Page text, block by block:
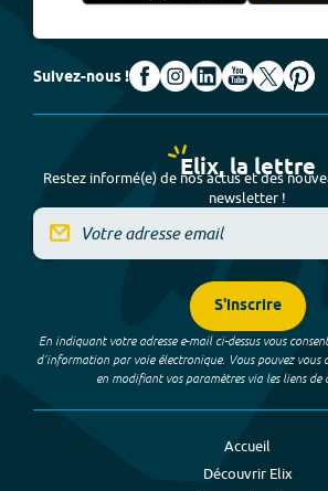
Suivez-nous !
Elix, la lettre
Restez informé(e) de nos actus et des
newsletter !
S'inscrire
En indiquant votre adresse e-mail ci-dessus vous
d’information par voie électronique. Vous pouvez vous
en modifiant vos paramètres via les liens de
Accueil
Découvrir Elix